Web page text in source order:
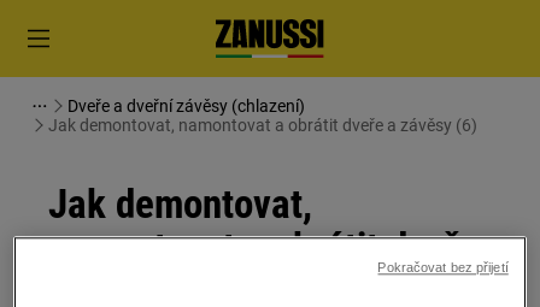
Dveře a dveřní závěsy (chlazení)
Jak demontovat, namontovat a obrátit dveře a závěsy (6)
Jak demontovat,
namontovat a obrátit dveře
Pokračovat bez přijetí